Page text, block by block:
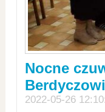
Nocne
2022-05-26